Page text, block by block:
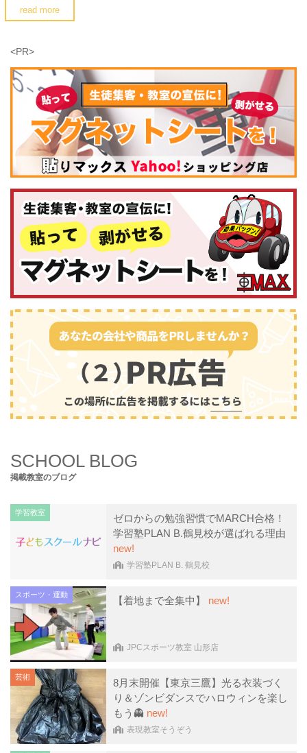
read more
<PR>
SCHOOL BLOG
掲載教室のブログ
学習教室
ゼロからの勉強習慣でMARCH合格！
学習塾PLAN B.鶴見校が選ばれる理由
new!
学習塾PLAN B. 鶴見校
スポーツ・運動 【着地まで全集中】 new!
JPCスポーツ教室 山形店
芸術
8月末開催【東京三鷹】光る衣装づく
り＆ゾンビダンスでハロウィンを楽し
もう👻 new!
表現教室そうぞう